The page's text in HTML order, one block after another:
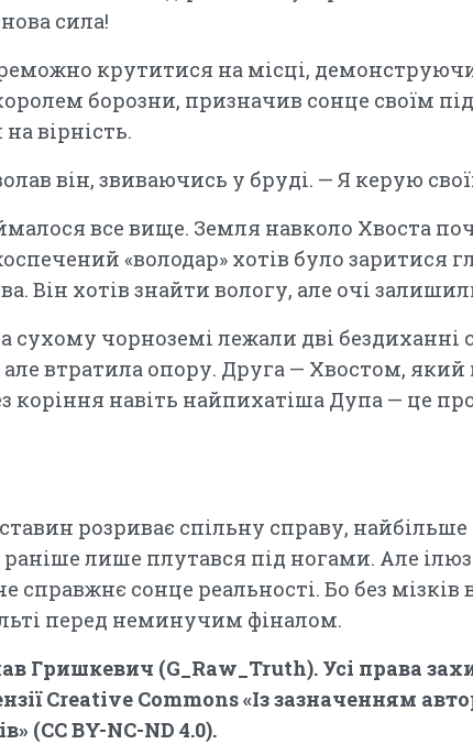
сила!
крутитися на місці,
борозни, призначив сонце своїм
вірність.
він, звиваючись у бруді. — Я керую
все вище. Земля навколо Хвоста
«володар» хотів було заритися
Він хотів знайти вологу, але очі
сухому чорноземі лежали дві
втратила опору. Друга — Хвостом, який
коріння навіть найпихатіша Дупа — це
розриває спільну справу, найбільше
раніше лише плутався під ногами. Але
справжнє сонце реальності. Бо без
перед неминучим фіналом.
Гришкевич (G_Raw_Truth). Усі права
Creative Commons «Із зазначенням
(CC BY-NC-ND 4.0).